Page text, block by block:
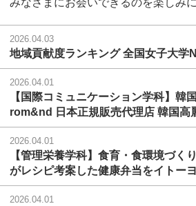
2026.04.03
地域貢献度ランキング 全国女
2026.04.01
【国際コミュニケーション学科】韓
rom&nd 日本正規販売代理店 韓国高
2026.04.01
【管理栄養学科】食育・食環境づく
がレシピ考案した健康弁当をイトー
売
2026.04.01